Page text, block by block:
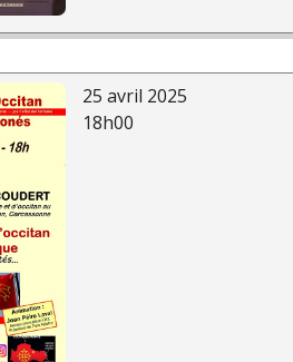
25 avril 2025
18h00